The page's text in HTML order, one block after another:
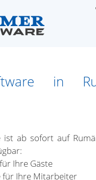
in
ist ab sofort auf
Ihre Gäste
für Ihre Mitarbeiter